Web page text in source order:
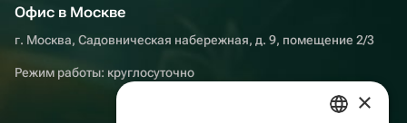
Офис в Москве
г. Москва, Садовническая набережная, д. 9, помещение 2/3
Режим работы: круглосуточно
×